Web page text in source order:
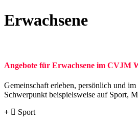
Erwachsene
Angebote für Erwachsene im CVJM
Gemeinschaft erleben, persönlich und
Schwerpunkt beispielsweise auf Sport,
Sport